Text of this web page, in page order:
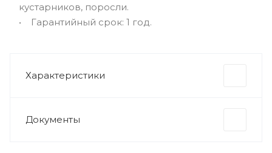
кустарников, поросли.
• Гарантийный срок: 1 год.
Характеристики
Документы